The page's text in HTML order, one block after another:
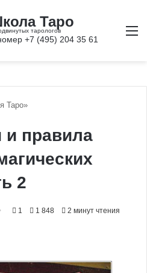
Таро»
и правила
2
1 1 848 2 минут чтения